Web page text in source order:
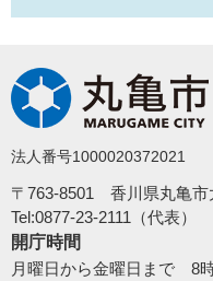
法人番号1000020372021
〒763-8501 香川県丸亀市
Tel:0877-23-2111（代表）
開庁時間
月曜日から金曜日まで 8